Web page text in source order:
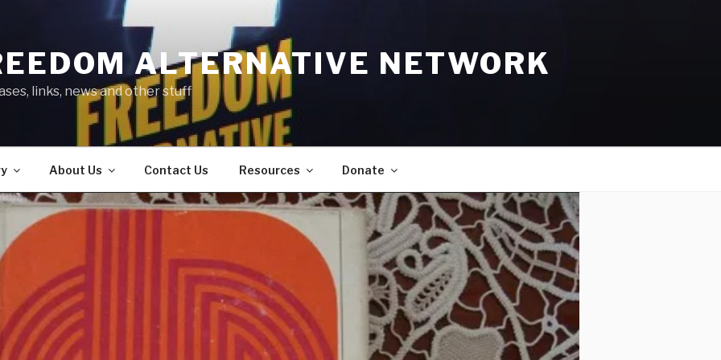
ALTERNATIVE NETWORK
links, news and other stuff
About Us Contact Us Resources Donate